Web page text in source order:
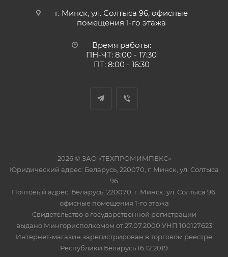
г. Минск, ул. Солтыса 96, офисные
помещения 1-го этажа
Время работы:
ПН-ЧТ: 8:00 - 17:30
ПТ: 8:00 - 16:30
2026 © ЗАО «ТЕХПРОМИМПЕКС»
Юридический адрес: Беларусь, 220070, г. Минск, ул. Солтыса
96
Почтовый адрес: Беларусь, 220070, г. Минск, ул. Солтыса 96,
офисные помещения 1-го этажа
Свидетельство о государственной регистрации
выдано Мингорисполкомом от 27.07.2000 УНП 100127623
Интернет-магазин зарегистрирован в торговом реестре
Республики Беларусь 16.12.2019